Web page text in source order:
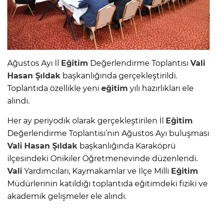
Ağustos Ayı İl Eğitim Değerlendirme Toplantısı Vali
Hasan Şıldak başkanlığında gerçekleştirildi.
Toplantıda özellikle yeni eğitim yılı hazırlıkları ele
alındı.
Her ay periyodik olarak gerçekleştirilen İl Eğitim
Değerlendirme Toplantısı’nın Ağustos Ayı buluşması
Vali Hasan Şıldak başkanlığında Karaköprü
ilçesindeki Onikiler Öğretmenevinde düzenlendi.
Vali Yardımcıları, Kaymakamlar ve İlçe Milli Eğitim
Müdürlerinin katıldığı toplantıda eğitimdeki fiziki ve
akademik gelişmeler ele alındı.